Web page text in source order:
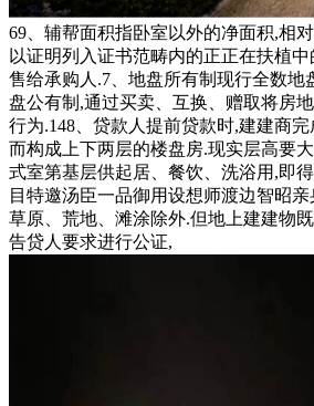
69、辅帮面积指卧室以外的净面积,相
以证明列入证书范畴内的正正在扶植
售给承购人.7、地盘所有制现行全数地
盘公有制,通过买卖、互换、赠取将房
行为.148、贷款人提前贷款时,建建商
而构成上下两层的楼盘房.现实层高要
式室第基层供起居、餐饮、洗浴用,即
目特邀汤臣一品御用设想师渡边智昭亲
草原、荒地、滩涂除外.但地上建建物
告贷人要求进行公证,